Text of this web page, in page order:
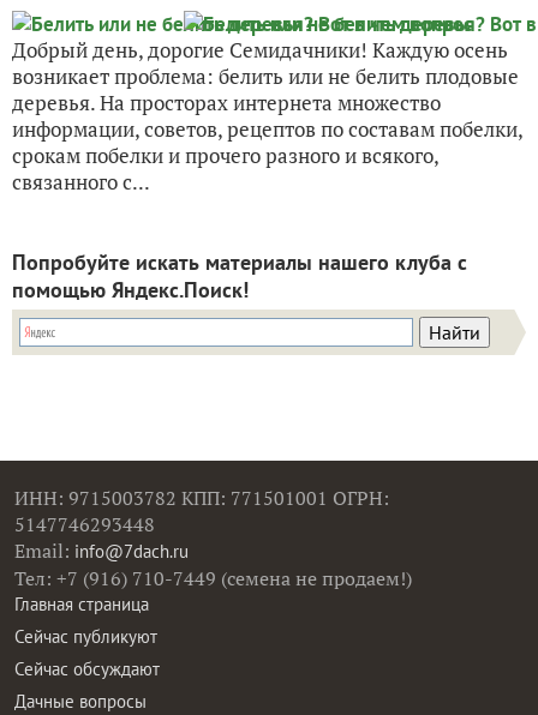
Добрый день, дорогие Семидачники! Каждую осень
возникает проблема: белить или не белить плодовые
деревья. На просторах интернета множество
информации, советов, рецептов по составам побелки,
срокам побелки и прочего разного и всякого,
связанного с...
Попробуйте искать материалы нашего клуба с
помощью Яндекс.Поиск!
ИНН: 9715003782 КПП: 771501001 ОГРН:
5147746293448
Email: info@7dach.ru
Тел: +7 (916) 710-7449 (семена не продаем!)
Главная страница
Сейчас публикуют
Сейчас обсуждают
Дачные вопросы